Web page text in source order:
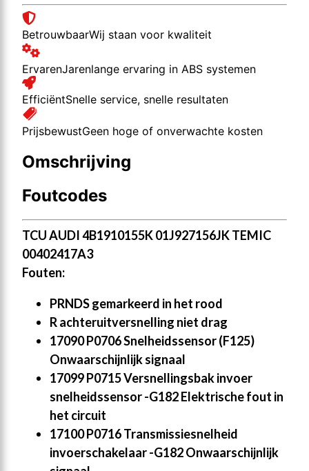
BetrouwbaarWij staan voor kwaliteit
ErvarenJarenlange ervaring in ABS systemen
EfficiëntSnelle service, snelle resultaten
PrijsbewustGeen hoge of onverwachte kosten
Omschrijving
Foutcodes
TCU AUDI 4B1910155K 01J927156JK TEMIC
00402417A3
Fouten:
PRNDS gemarkeerd in het rood
R achteruitversnelling niet drag
17090 P0706 Snelheidssensor (F125)
Onwaarschijnlijk signaal
17099 P0715 Versnellingsbak invoer
snelheidssensor -G182 Elektrische fout in
het circuit
17100 P0716 Transmissiesnelheid
invoerschakelaar -G182 Onwaarschijnlijk